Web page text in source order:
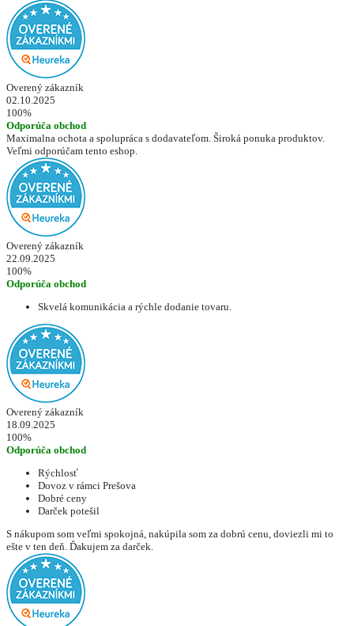
Overený zákazník
02.10.2025
100%
Odporúča obchod
Maximalna ochota a spolupráca s dodavateľom. Široká ponuka produktov.
Veľmi odporúčam tento eshop.
Overený zákazník
22.09.2025
100%
Odporúča obchod
Skvelá komunikácia a rýchle dodanie tovaru.
Overený zákazník
18.09.2025
100%
Odporúča obchod
Rýchlosť
Dovoz v rámci Prešova
Dobré ceny
Darček potešil
S nákupom som veľmi spokojná, nakúpila som za dobrú cenu, doviezli mi to
ešte v ten deň. Ďakujem za darček.